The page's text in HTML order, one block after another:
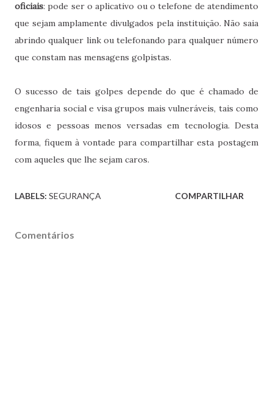
oficiais: pode ser o aplicativo ou o telefone de atendimento
que sejam amplamente divulgados pela instituição. Não saia
abrindo qualquer link ou telefonando para qualquer número
que constam nas mensagens golpistas.
O sucesso de tais golpes depende do que é chamado de
engenharia social e visa grupos mais vulneráveis, tais como
idosos e pessoas menos versadas em tecnologia. Desta
forma, fiquem à vontade para compartilhar esta postagem
com aqueles que lhe sejam caros.
LABELS: SEGURANÇA COMPARTILHAR
Comentários